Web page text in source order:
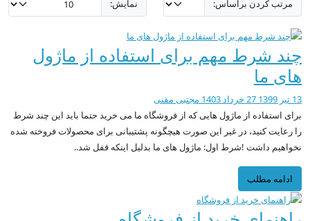
مرتب کردن براساس: نمایش:
چند شرط مهم برای استفاده از ماژول
های ما
13 تیر 1399 27 خرداد 1403
مجتبی مقنی
برای استفاده از ماژول هایی که از فروشگاه ما می خرید حتما باید این چند شرط
را رعایت کنید، در غیر این صورت هیچگونه پشتیبانی برای محصولات فروخته شده
نخواهیم داشت !شرط اول: ماژول های ما بدلیل اینکه قفل شد..
ادامه مطلب